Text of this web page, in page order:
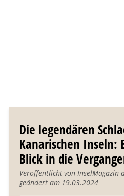
Die legendären
Kanarischen Inseln:
Blick in die
Veröffentlicht von InselMagazin
geändert am 19.03.2024